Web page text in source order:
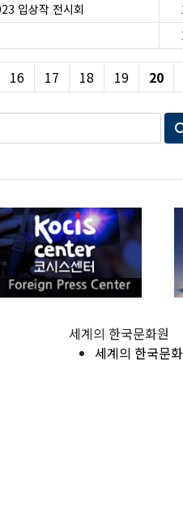
입상작 전시회
16 17 18 19 20
세계의 한국문화원
세계의 한국문